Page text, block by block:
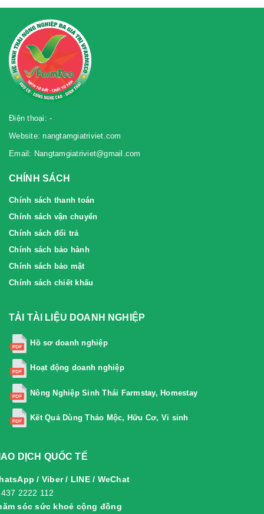
Điện thoại: -
Website: nangtamgiatriviet.com
Email: Nangtamgiatriviet@gmail.com
CHÍNH SÁCH
Chính sách thanh toán
Chính sách vận chuyển
Chính sách đổi trả
Chính sách bảo hành
Chính sách bảo mật
Chính sách chiết khấu
TẢI TÀI LIỆU DOANH NGHIỆP
Hồ sơ doanh nghiệp
Hoạt động doanh nghiệp
Nông Nghiệp Sinh Thái Farmstay, Homestay
Kết Quả Dùng Thảo Mộc, Hữu Cơ, Vi sinh
DỊCH QUỐC TẾ
/ Viber / LINE / WeChat
2222 112
sóc sức khoẻ cộng đồng